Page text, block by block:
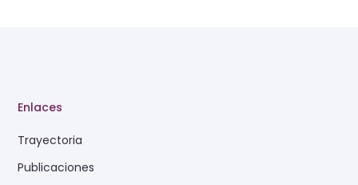
Enlaces
Trayectoria
Publicaciones